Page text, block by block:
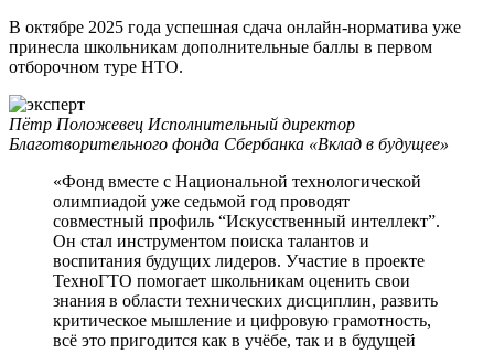
В октябре 2025 года успешная сдача онлайн-норматива уже
принесла школьникам дополнительные баллы в первом
отборочном туре НТО.
Пётр Положевец Исполнительный директор
Благотворительного фонда Сбербанка «Вклад в будущее»
«Фонд вместе с Национальной технологической
олимпиадой уже седьмой год проводят
совместный профиль “Искусственный интеллект”.
Он стал инструментом поиска талантов и
воспитания будущих лидеров. Участие в проекте
ТехноГТО помогает школьникам оценить свои
знания в области технических дисциплин, развить
критическое мышление и цифровую грамотность,
всё это пригодится как в учёбе, так и в будущей